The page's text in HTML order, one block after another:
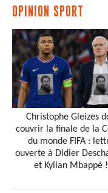
OPINION SPORT
Christophe Gleizes
couvrir la finale de la
du monde FIFA :
ouverte à Didier
et Kylian Mbappé !